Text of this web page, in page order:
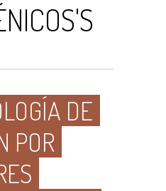
DE
POR